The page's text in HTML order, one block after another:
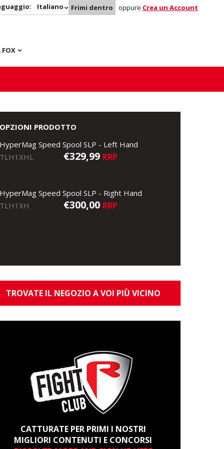
Italiano Frimi dentro oppure Crea un Account
FOX
OPZIONI PRODOTTO
HyperMag Speed Spool SLP - Left Hand
TLH1XHL
€329,99 RRP
HyperMag Speed Spool SLP - Right Hand
TLH1XH
€300,00 RRP
TROVATE IL NEGOZIO A VOI PIÙ VICINO
CATTURATE PER PRIMI I NOSTRI
MIGLIORI CONTENUTI E CONCORSI